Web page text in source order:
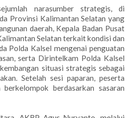
narasumber strategis, di
Provinsi Kalimantan Selatan yang
daerah, Kepala Badan Pusat
Selatan terkait kondisi dan
Polda Kalsel mengenai penguatan
serta Dirintelkam Polda Kalsel
situasi strategis sebagai
Setelah sesi paparan, peserta
berkelompok berdasarkan sasaran